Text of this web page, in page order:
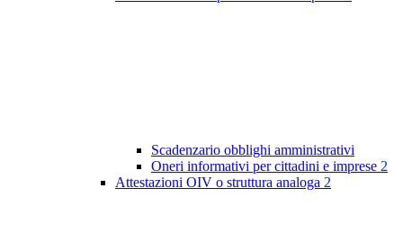
Scadenzario obblighi amministrativi
Oneri informativi per cittadini e imprese 2
Attestazioni OIV o struttura analoga 2